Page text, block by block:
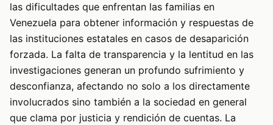
las dificultades que enfrentan las familias en
Venezuela para obtener información y respuestas de
las instituciones estatales en casos de desaparición
forzada. La falta de transparencia y la lentitud en las
investigaciones generan un profundo sufrimiento y
desconfianza, afectando no solo a los directamente
involucrados sino también a la sociedad en general
que clama por justicia y rendición de cuentas. La